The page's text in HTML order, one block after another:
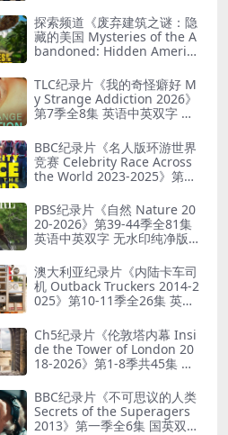
净版 翻新老爷车
探索频道《废弃建筑之谜：隐
藏的美国 Mysteries of the A
bandoned: Hidden Americ
英双字 无水印纯净版 被遗弃
之谜
TLC纪录片《我的奇怪癖好 M
y Strange Addiction 2026》
第7季全8集 英语中英双字 官
BBC纪录片《名人版环游世界
竞赛 Celebrity Race Across
the World 2023-2025》第1-
水印纯净版 1080P/MKV/44.8
G 旅行竞赛
PBS纪录片《自然 Nature 20
20-2026》第39-44季全81集
英语中英双字 无水印纯净版 1
澳大利亚纪录片《内陆卡车司
机 Outback Truckers 2014-2
025》第10-11季全26集 英语
P/MKV/37.9G 澳洲公路运输
业
Ch5纪录片《伦敦塔内幕 Insi
de the Tower of London 20
18-2026》第1-8季共45集 英
80P/MKV/67.1G 走进伦敦塔
BBC纪录片《不可思议的人类
Secrets of the Superagers
2013》第一季全6集 国英双语